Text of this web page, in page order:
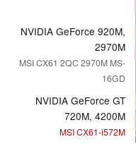
NVIDIA GeForce 920M,
2970M
MSI CX61 2QC 2970M MS-
16GD
NVIDIA GeForce GT
720M, 4200M
MSI CX61-i572M